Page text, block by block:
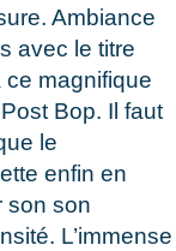
Ambiance
avec le titre
magnifique
Bop. Il faut
le
enfin en
son son
L’immense